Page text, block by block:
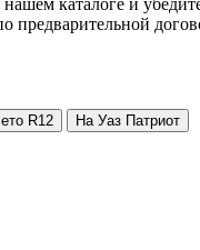
каталоге и
предварительной
R12 На Уаз Патриот